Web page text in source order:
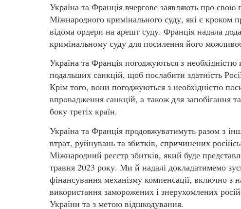
Україна та Франція вчергове заявляють про свою
Міжнародного кримінального суду, які є кроком
відома ордери на арешт суду. Франція надала
кримінальному суду для посилення його
Україна та Франція погоджуються з
подальших санкцій, щоб послабити здатність
Крім того, вони погоджуються з необхідністю
впровадження санкцій, а також для запобігання
боку третіх країн.
Україна та Франція продовжуватимуть разом з
втрат, руйнувань та збитків, спричинених
Міжнародний реєстр збитків, який буде
травня 2023 року. Ми й надалі докладатимемо
фінансування механізму компенсації, включно
використання заморожених і знерухомлених
України та з метою відшкодування.